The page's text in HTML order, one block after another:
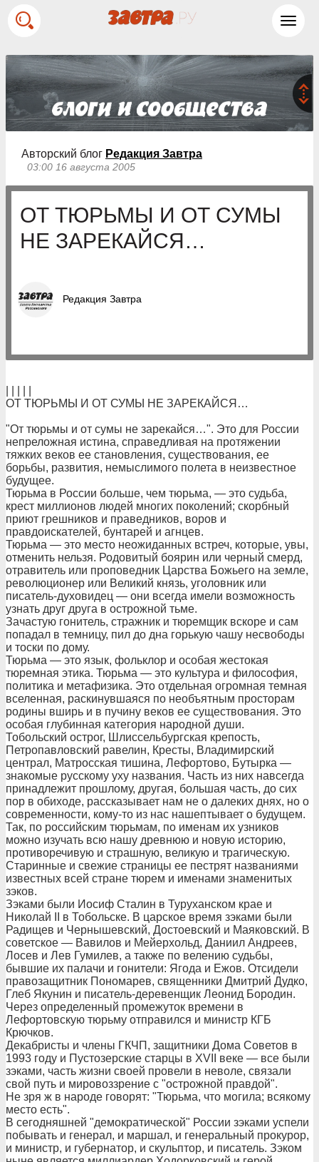
Авторский блог Редакция Завтра
03:00 16 августа 2005
ОТ ТЮРЬМЫ И ОТ СУМЫ
НЕ ЗАРЕКАЙСЯ…
Редакция Завтра
ОТ ТЮРЬМЫ И ОТ СУМЫ НЕ ЗАРЕКАЙСЯ…
"От тюрьмы и от сумы не зарекайся…". Это для России
непреложная истина, справедливая на протяжении
тяжких веков ее становления, существования, ее
борьбы, развития, немыслимого полета в неизвестное
будущее.
Тюрьма в России больше, чем тюрьма, — это судьба,
крест миллионов людей многих поколений; скорбный
приют грешников и праведников, воров и
правдоискателей, бунтарей и агнцев.
Тюрьма — это место неожиданных встреч, которые, увы,
отменить нельзя. Родовитый боярин или черный смерд,
отравитель или проповедник Царства Божьего на земле,
революционер или Великий князь, уголовник или
писатель-духовидец — они всегда имели возможность
узнать друг друга в острожной тьме.
Зачастую гонитель, стражник и тюремщик вскоре и сам
попадал в темницу, пил до дна горькую чашу несвободы
и тоски по дому.
Тюрьма — это язык, фольклор и особая жестокая
тюремная этика. Тюрьма — это культура и философия,
политика и метафизика. Это отдельная огромная темная
вселенная, раскинувшаяся по необъятным просторам
родины вширь и в пучину веков ее существования. Это
особая глубинная категория народной души.
Тобольский острог, Шлиссельбургская крепость,
Петропавловский равелин, Кресты, Владимирский
централ, Матросская тишина, Лефортово, Бутырка —
знакомые русскому уху названия. Часть из них навсегда
принадлежит прошлому, другая, большая часть, до сих
пор в обиходе, рассказывает нам не о далеких днях, но о
современности, кому-то из нас нашептывает о будущем.
Так, по российским тюрьмам, по именам их узников
можно изучать всю нашу древнюю и новую историю,
противоречивую и страшную, великую и трагическую.
Старинные и свежие страницы ее пестрят названиями
известных всей стране тюрем и именами знаменитых
зэков.
Зэками были Иосиф Сталин в Туруханском крае и
Николай II в Тобольске. В царское время зэками были
Радищев и Чернышевский, Достоевский и Маяковский. В
советское — Вавилов и Мейерхольд, Даниил Андреев,
Лосев и Лев Гумилев, а также по велению судьбы,
бывшие их палачи и гонители: Ягода и Ежов. Отсидели
правозащитник Пономарев, священники Дмитрий Дудко,
Глеб Якунин и писатель-деревенщик Леонид Бородин.
Через определенный промежуток времени в
Лефортовскую тюрьму отправился и министр КГБ
Крючков.
Декабристы и члены ГКЧП, защитники Дома Советов в
1993 году и Пустозерские старцы в XVII веке — все были
зэками, часть жизни своей провели в неволе, связали
свой путь и мировоззрение с "острожной правдой".
Не зря ж в народе говорят: "Тюрьма, что могила; всякому
место есть".
В сегодняшней "демократической" России зэками успели
побывать и генерал, и маршал, и генеральный прокурор,
и министр, и губернатор, и скульптор, и писатель. Зэком